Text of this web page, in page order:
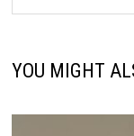
YOU MIGHT